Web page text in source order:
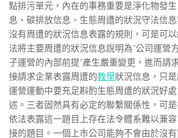
點排污單元，內在的事務重要是淨化物發
息、碳排放信息、生態周遭的狀況守法信
沒有周遭的狀況信息表露的規則，可是可
法將主要周遭的狀況信息說明為“公司運營
子運營的內部前提”產生嚴重變更，進而請
接請求企業表露周遭的教學狀況信息，只
運營運動中要充足斟酌生態周遭的狀況好
述。三者固然具有必定的聯繫關係性，可
依法表露這一題目上存在法令體系難以兼
接的題目。一個上市公司能夠不會由於沒